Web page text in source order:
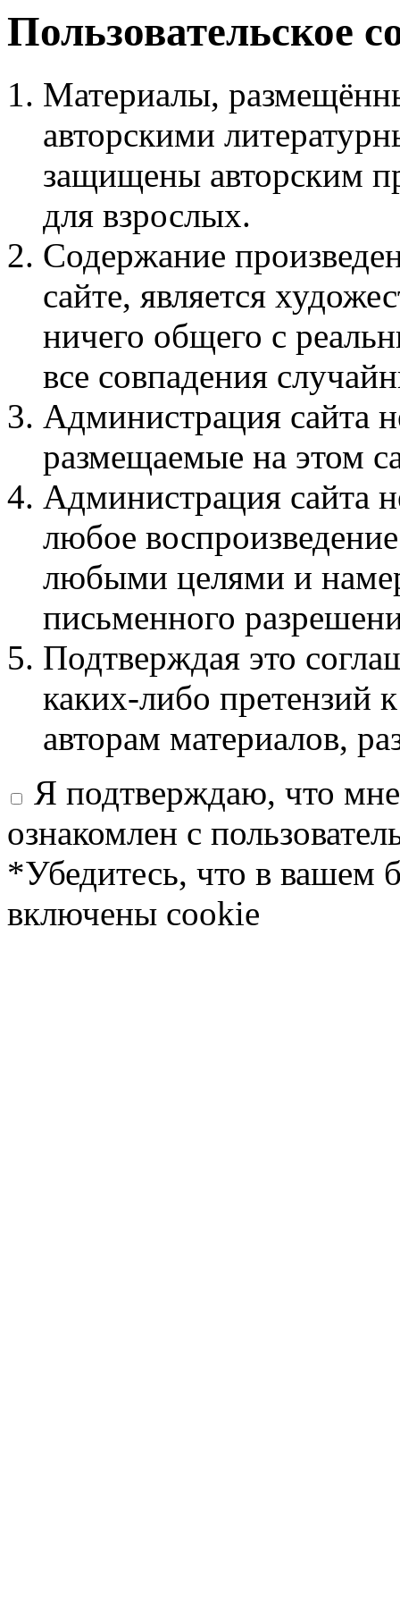
Пользовательское
Материалы,
авторскими
защищены авторским
для взрослых.
Содержание
сайте, является
ничего общего с
все совпадения
Администрация сайта
размещаемые на этом
Администрация сайта
любое
любыми целями и
письменного
Подтверждая это
каких-либо претензий
авторам материалов,
Я подтверждаю, что
ознакомлен с
*Убедитесь, что в вашем
включены cookie